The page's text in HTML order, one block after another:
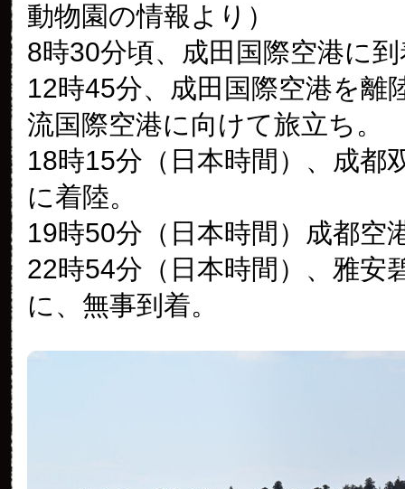
動物園の情報より）
8時30分頃、成田国際空港に
12時45分、成田国際空港を離
流国際空港に向けて旅立ち。
18時15分（日本時間）、成都
に着陸。
19時50分（日本時間）成都空
22時54分（日本時間）、雅安
に、無事到着。